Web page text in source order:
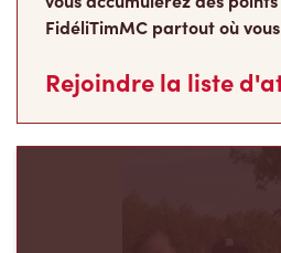
Rejoindre la liste